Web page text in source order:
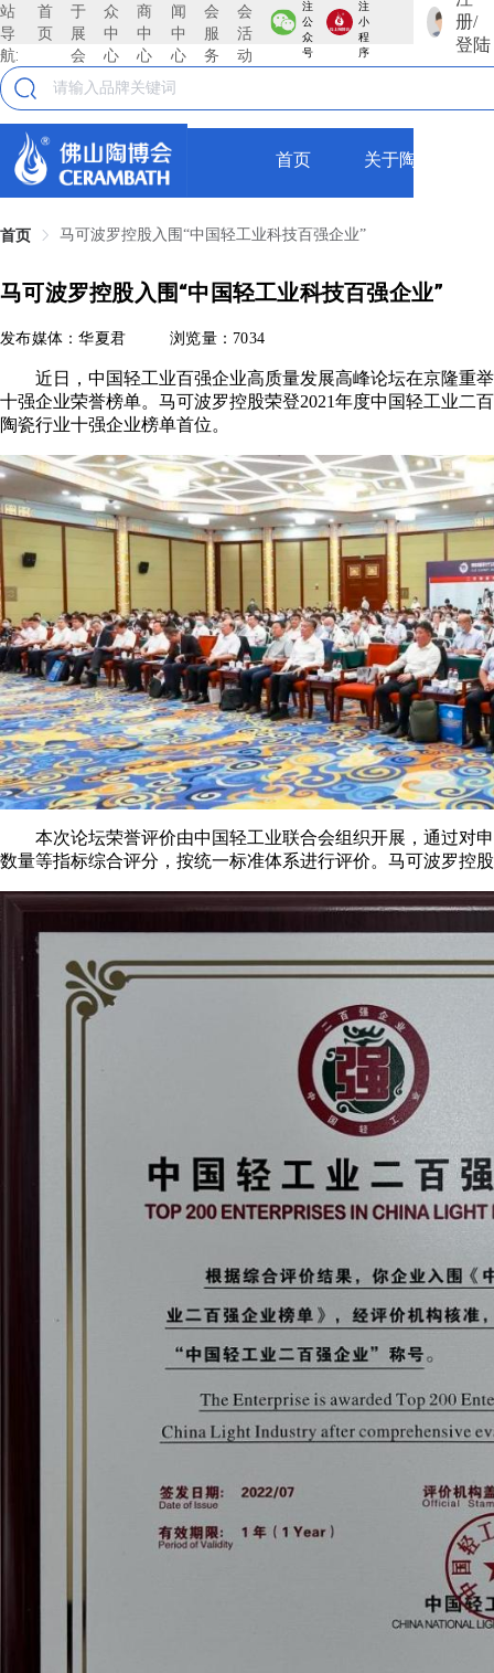
站
导
航:
首
页
于
展
会
众
中
心
商
中
心
闻
中
心
会
服
务
会
活
动
注
公
众
号
注
小
程
序
册/
登陆
首页 关于陶博会
首页 马可波罗控股入围“中国轻工业科技百强企业”
马可波罗控股入围“中国轻工业科技百强企业”
发布媒体：华夏君 浏览量：7034
近日，中国轻工业百强企业高质量发展高峰论坛在京隆重举
十强企业荣誉榜单。马可波罗控股荣登2021年度中国轻工业二
陶瓷行业十强企业榜单首位。
本次论坛荣誉评价由中国轻工业联合会组织开展，通过对申
数量等指标综合评分，按统一标准体系进行评价。马可波罗控